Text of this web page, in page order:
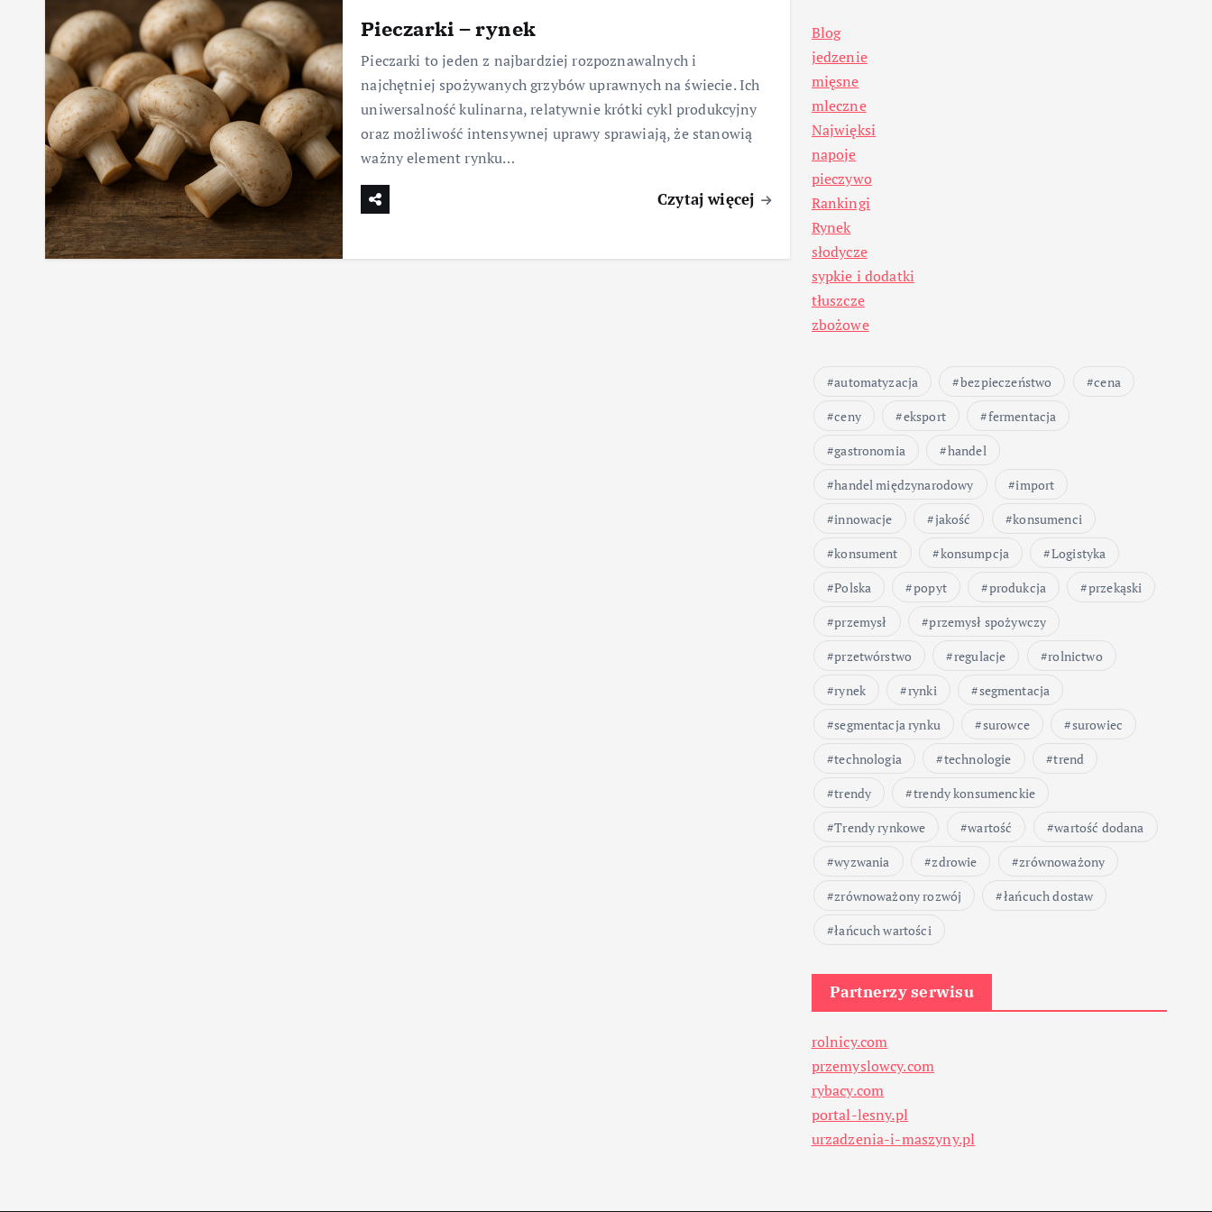
Pieczarki – rynek
Pieczarki to jeden z najbardziej rozpoznawalnych i
najchętniej spożywanych grzybów uprawnych na świecie. Ich
uniwersalność kulinarna, relatywnie krótki cykl produkcyjny
oraz możliwość intensywnej uprawy sprawiają, że stanowią
ważny element rynku…
Czytaj więcej
Blog
jedzenie
mięsne
mleczne
Najwięksi
napoje
pieczywo
Rankingi
Rynek
słodycze
sypkie i dodatki
tłuszcze
zbożowe
automatyzacja bezpieczeństwo
cena
ceny
eksport
fermentacja
gastronomia
handel
handel międzynarodowy
import
innowacje
jakość
konsumenci
konsument
konsumpcja
Logistyka
Polska
popyt produkcja
przekąski
przemysł
przemysł spożywczy
przetwórstwo
regulacje
rolnictwo
rynek
rynki
segmentacja
segmentacja rynku
surowce
surowiec
technologia
technologie
trend
trendy
trendy konsumenckie
Trendy rynkowe
wartość
wartość dodana
wyzwania
zdrowie
zrównoważony
zrównoważony rozwój
łańcuch dostaw
łańcuch wartości
Partnerzy serwisu
rolnicy.com
przemyslowcy.com
rybacy.com
portal-lesny.pl
urzadzenia-i-maszyny.pl